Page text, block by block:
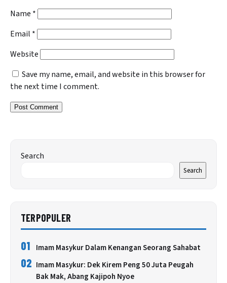
Name *
Email *
Website
Save my name, email, and website in this browser for
the next time I comment.
Search
Search
TERPOPULER
01 Imam Masykur Dalam Kenangan Seorang Sahabat
02 Imam Masykur: Dek Kirem Peng 50 Juta Peugah
Bak Mak, Abang Kajipoh Nyoe